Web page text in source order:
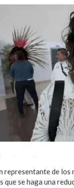
representante de los
que se haga una